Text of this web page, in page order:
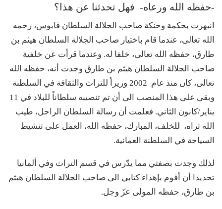
-حفظه الله ورعاه- فهل تحدثنا عن هذا؟
انبهرت بحكمة وحنكة صاحب الجلالة السلطان قابوس، رحمه
الله تعالى، عندما قام باختيار صاحب الجلالة السلطان هيثم بن
طارق، حفظه الله تعالى، خلفا له. وعندما قرأت عن خلفية
صاحب الجلالة السلطان هيثم بن طارق وجدت أنه، حفظه الله
تعالى، كان منذ عام 2002 وزيراً للتراث والثقافة في السلطنة
وبقى على هذا المنصب الى أن تم تنصيبه سلطاناً للبلاد في 11
يناير/كانون الثاني. فعلمت أن رسالة السلطان الراحل، طيب
الله ثراه، للخلف، المبارك، حفظه الله، العمل على تنشيط
السياحة في السلطنة العمانية.
لذلك وجدت بصفتي مما يدّرس في قسم التراث وفي ألمانيا
تحديدا أن أقوم بإهداء كتابي الى صاحب الجلالة السلطان هيثم
بن طارق، حفظه المولى عزّ وجل.